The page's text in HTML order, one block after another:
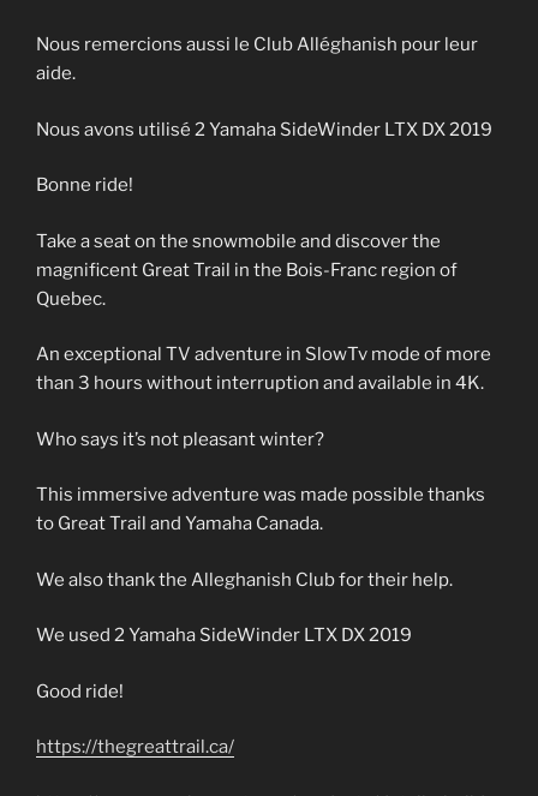
Nous remercions aussi le Club Alléghanish pour leur
aide.
Nous avons utilisé 2 Yamaha SideWinder LTX DX 2019
Bonne ride!
Take a seat on the snowmobile and discover the
magnificent Great Trail in the Bois-Franc region of
Quebec.
An exceptional TV adventure in SlowTv mode of more
than 3 hours without interruption and available in 4K.
Who says it’s not pleasant winter?
This immersive adventure was made possible thanks
to Great Trail and Yamaha Canada.
We also thank the Alleghanish Club for their help.
We used 2 Yamaha SideWinder LTX DX 2019
Good ride!
https://thegreattrail.ca/